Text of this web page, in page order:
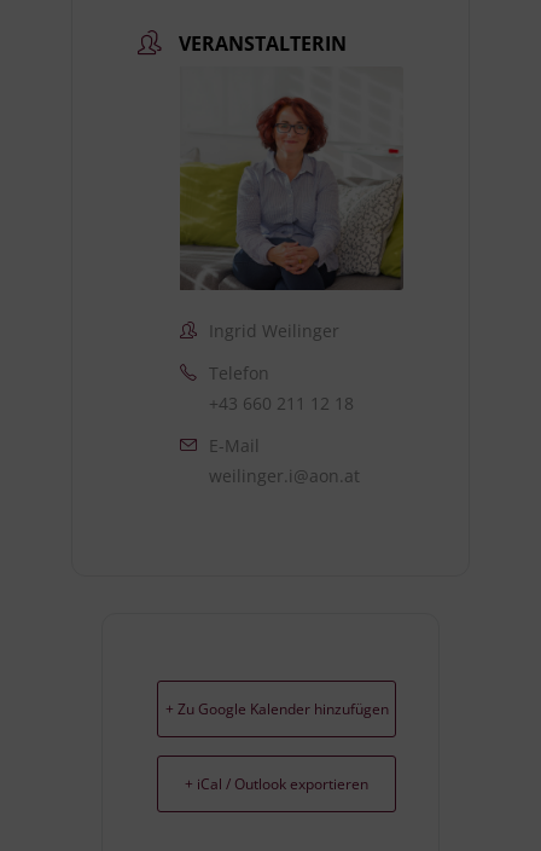
VERANSTALTERIN
Ingrid Weilinger
Telefon
+43 660 211 12 18
E-Mail
weilinger.i@aon.at
+ Zu Google Kalender hinzufügen
+ iCal / Outlook exportieren